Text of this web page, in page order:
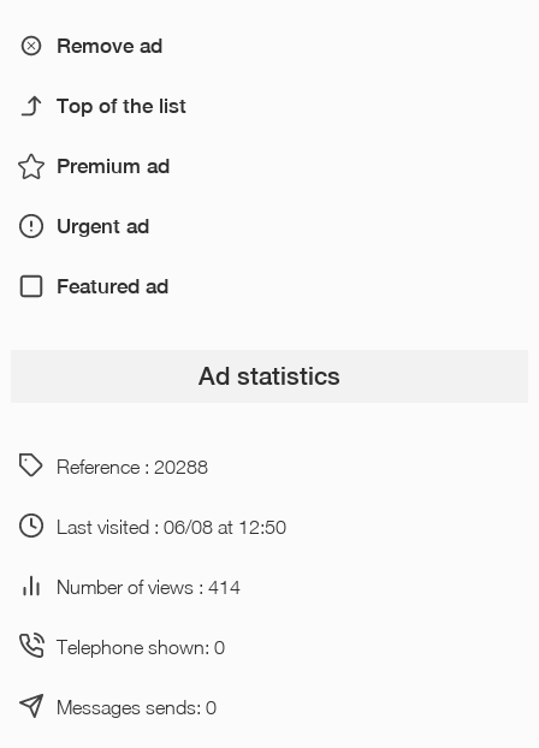
Remove ad
Top of the list
Premium ad
Urgent ad
Featured ad
Ad statistics
Reference : 20288
Last visited : 06/08 at 12:50
Number of views : 414
Telephone shown: 0
Messages sends: 0